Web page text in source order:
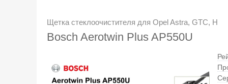
Щетка стеклоочистителя для Opel Astra, GTC, H
Bosch Aerotwin Plus AP550U